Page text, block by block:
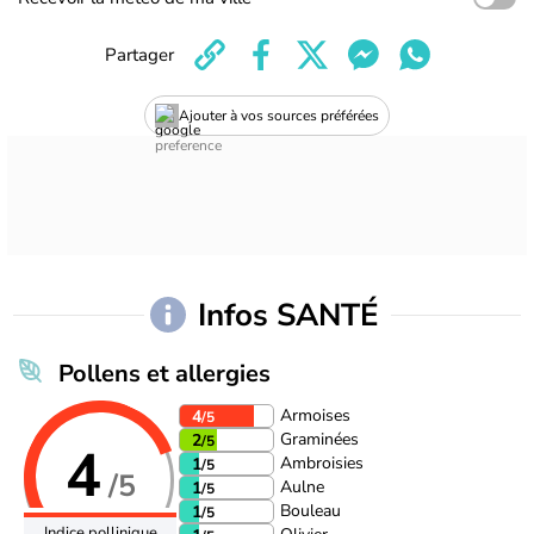
Ajouter à vos sources préférées
Partager
Infos SANTÉ
Pollens et allergies
4/5
4/5
Armoises
2/5
Graminées
1/5
Ambroisies
1/5
Aulne
1/5
Bouleau